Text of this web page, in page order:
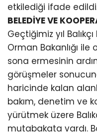
etkilediği ifade
BELEDİYE VE
Geçtiğimiz yıl Balıkçı
Orman Bakanlığı
sona ermesinin
görüşmeler
haricinde kalan
bakım, denetim ve
yürütmek üzere
mutabakata vardı.